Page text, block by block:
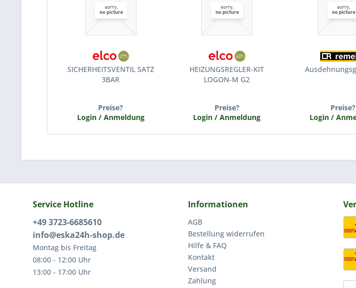
SICHERHEITSVENTIL SATZ
3BAR
Preise?
Login / Anmeldung
HEIZUNGSREGLER-KIT
LOGON-M G2
Preise?
Login / Anmeldung
Preise?
Login /
Service Hotline
+49 3723-6685610
info@eska24h-shop.de
Montag bis Freitag
08:00 - 12:00 Uhr
13:00 - 17:00 Uhr
Informationen
AGB
Bestellung widerrufen
Hilfe & FAQ
Kontakt
Versand
Zahlung